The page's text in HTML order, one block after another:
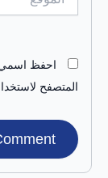
احفظ اسمي،
المتصفح